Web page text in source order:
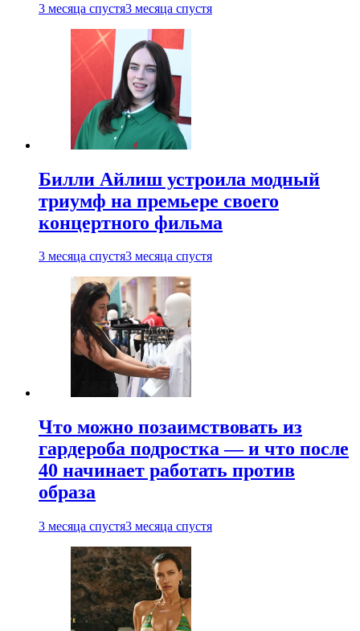
3 месяца спустя3 месяца спустя
Билли Айлиш устроила модный
триумф на премьере своего
концертного фильма
3 месяца спустя3 месяца спустя
Что можно позаимствовать из
гардероба подростка — и что после
40 начинает работать против
образа
3 месяца спустя3 месяца спустя